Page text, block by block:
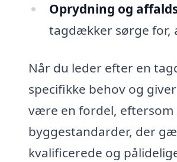
Oprydning og
tagdækker sørge for,
Når du leder efter en
specifikke behov og
være en fordel, eftersom
byggestandarder, der
kvalificerede og